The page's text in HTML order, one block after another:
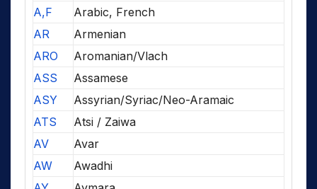
A,F
Arabic, French
AR
Armenian
ARO
Aromanian/Vlach
ASS
Assamese
ASY
Assyrian/Syriac/Neo-Aramaic
ATS
Atsi / Zaiwa
AV
Avar
AW
Awadhi